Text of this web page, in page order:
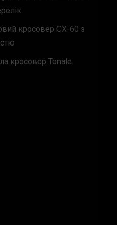
кросовер CX-60 з
кросовер Tonale